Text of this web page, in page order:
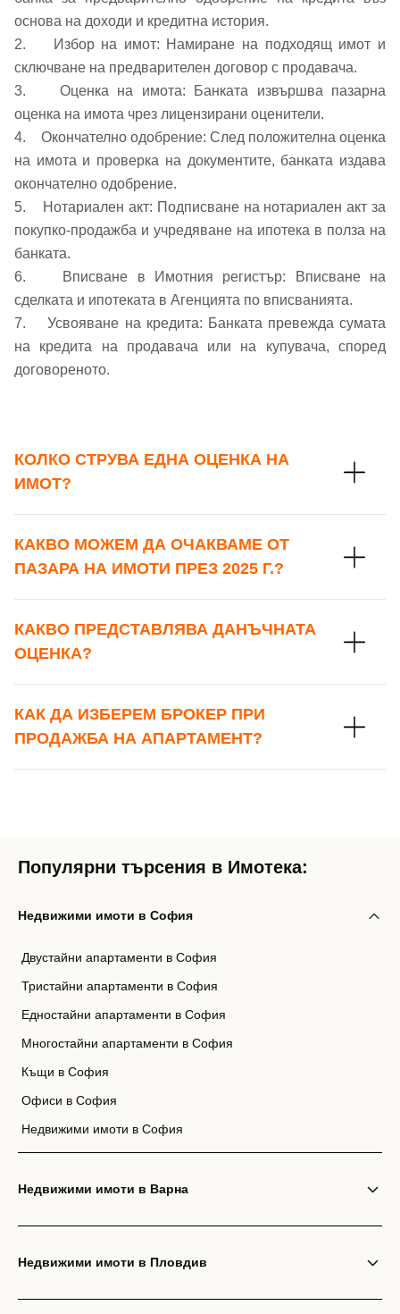
Забравена парола?
Вход като гост
Вход с Google
Вход с Facebook
основа на доходи и кредитна история.
2. Избор на имот: Намиране на подходящ имот и
сключване на предварителен договор с продавача.
3. Оценка на имота: Банката извършва пазарна
оценка на имота чрез лицензирани оценители.
4. Окончателно одобрение: След положителна оценка
на имота и проверка на документите, банката издава
окончателно одобрение.
5. Нотариален акт: Подписване на нотариален акт за
покупко-продажба и учредяване на ипотека в полза на
банката.
6. Вписване в Имотния регистър: Вписване на
сделката и ипотеката в Агенцията по вписванията.
7. Усвояване на кредита: Банката превежда сумата
на кредита на продавача или на купувача, според
договореното.
КОЛКО СТРУВА ЕДНА ОЦЕНКА НА
ИМОТ?
КАКВО МОЖЕМ ДА ОЧАКВАМЕ ОТ
ПАЗАРА НА ИМОТИ ПРЕЗ 2025 Г.?
КАКВО ПРЕДСТАВЛЯВА ДАНЪЧНАТА
ОЦЕНКА?
КАК ДА ИЗБЕРЕМ БРОКЕР ПРИ
ПРОДАЖБА НА АПАРТАМЕНТ?
Телефон*
▼
Заяви оглед
Вашето запитване стигна до нас. Ще
се обадим възможно най-бързо.
Популярни търсения в Имотека:
Недвижими имоти в София
Двустайни апартаменти в София
Тристайни апартаменти в София
Едностайни апартаменти в София
Многостайни апартаменти в София
Къщи в София
Офиси в София
Недвижими имоти в София
Недвижими имоти в Варна
Недвижими имоти в Пловдив